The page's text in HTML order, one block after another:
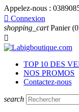
Appelez-nous :
 Connexion
shopping_cart Panier

TOP 10 DES
NOS PROMOS
Contactez-nous
search